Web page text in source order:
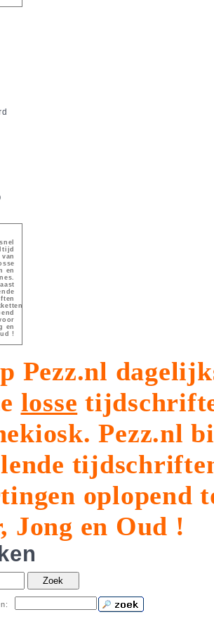
en
en
!
Pezz.nl
losse
Pezz.nl
oplopend
Jong en Oud !
Zoek